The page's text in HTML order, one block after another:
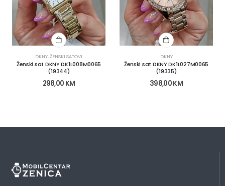
DKNY,ŽENSKI SATOVI
Ženski sat DKNY DK1L008M0065
(19344)
298,00 KM
DKNY
Ženski sat DKNY DK1L027M0065
(19335)
398,00KM